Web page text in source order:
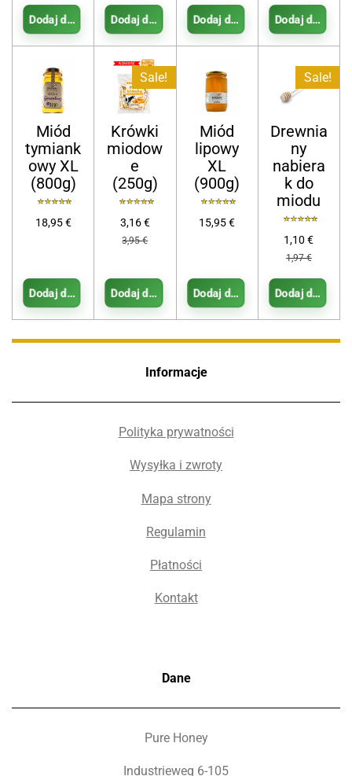
Dodaj do koszykaDodaj do koszykaDodaj do koszykaDodaj do
Miód
tymiank
owy XL
(800g)
18,95 €
Dodaj do koszyka
Sale!
Krówki
miodow
e
(250g)
3,16 €
3,95 €
Dodaj do koszyka
Miód
lipowy
XL
(900g)
15,95 €
Dodaj do koszyka
Sale!
Drewnia
ny
nabiera
k do
miodu
1,10 €
1,97 €
Dodaj do
Informacje
Polityka prywatności
Wysyłka i zwroty
Mapa strony
Regulamin
Płatności
Kontakt
Dane
Pure Honey
Industrieweg 6-105